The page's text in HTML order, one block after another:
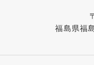
福島県福